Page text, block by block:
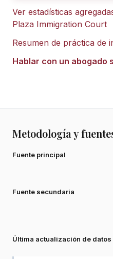
Ver estadísticas
Plaza Immigration Court
Resumen de práctica de
Hablar con un abogado
Metodología y
Fuente principal
Fuente secundaria
Última actualización de datos